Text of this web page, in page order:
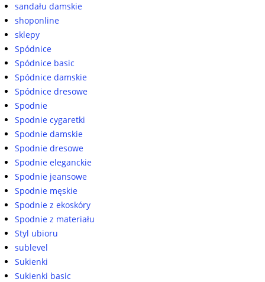
sandału damskie
shoponline
sklepy
Spódnice
Spódnice basic
Spódnice damskie
Spódnice dresowe
Spodnie
Spodnie cygaretki
Spodnie damskie
Spodnie dresowe
Spodnie eleganckie
Spodnie jeansowe
Spodnie męskie
Spodnie z ekoskóry
Spodnie z materiału
Styl ubioru
sublevel
Sukienki
Sukienki basic